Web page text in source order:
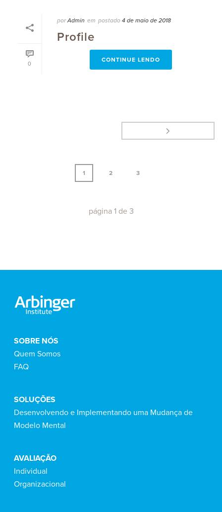
0
porAdmin em postado 4 de maio de 2018
Profile
CONTINUE LENDO
1 2 3
página 1 de 3
SOBRE NÓS
Quem Somos
FAQ
SOLUÇÕES
Desenvolvendo e Implementando uma Mudança de
Modelo Mental
AVALIAÇÃO
Individual
Organizacional